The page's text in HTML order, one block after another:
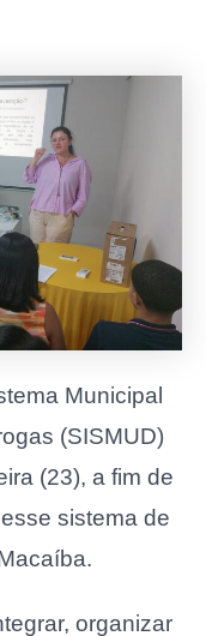
Municipal
(SISMUD)
(23), a fim de
sistema de
organizar